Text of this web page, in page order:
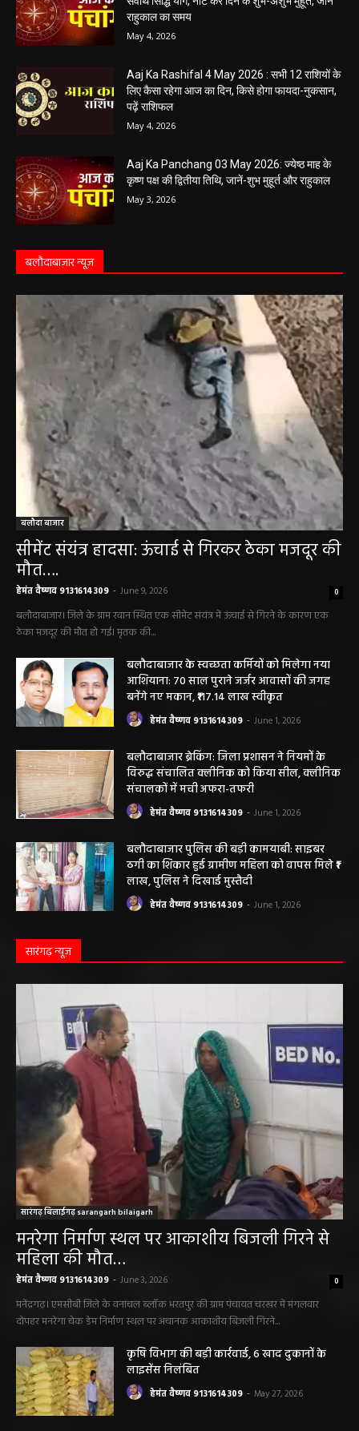
Aaj Ka Panchang 04 May 2026: आज बन रहा है
May 4, 2026
Aaj Ka Rashifal 4 May 2026 : सभी 12 राशियों के
May 4, 2026
बलौदाबाज़ार न्यूज़
बलौदा बाजार
सीमेंट संयंत्र हादसा: ऊंचाई से गिरकर ठेका मजदूर की
मौत….
हेमंत वैष्णव 9131614309 - June 9, 2026
बलौदाबाजार। जिले के ग्राम रवान स्थित एक सीमेंट संयंत्र में ऊंचाई से गिरने के कारण एक
ठेका मजदूर की मौत हो गई। मृतक की...
बलौदाबाजार के स्वच्छता कर्मियों को मिलेगा नया
आशियाना: 70 साल पुराने जर्जर आवासों की जगह
बनेंगे नए मकान, ₹117.14 लाख स्वीकृत
हेमंत वैष्णव 9131614309 - June 1, 2026
बलौदाबाजार ब्रेकिंग: जिला प्रशासन ने नियमों के
विरुद्ध संचालित क्लीनिक को किया सील, क्लीनिक
संचालकों में मची अफरा-तफरी
हेमंत वैष्णव 9131614309 - June 1, 2026
बलौदाबाजार पुलिस की बड़ी कामयाबी: साइबर
ठगी का शिकार हुई ग्रामीण महिला को वापस मिले ₹1
सारंगढ़ न्यूज़
सारंगढ़ बिलाईगढ़ sarangarh bilaigarh
मनरेगा निर्माण स्थल पर आकाशीय बिजली गिरने से
महिला की मौत…
हेमंत वैष्णव 9131614309 - June 3, 2026
मनेंद्रगढ़। एमसीबी जिले के वनांचल ब्लॉक भरतपुर की ग्राम पंचायत चरखर में मंगलवार
दोपहर मनरेगा चेक डेम निर्माण स्थल पर अचानक आकाशीय बिजली गिरने...
कृषि विभाग की बड़ी कार्रवाई, 6 खाद दुकानों के